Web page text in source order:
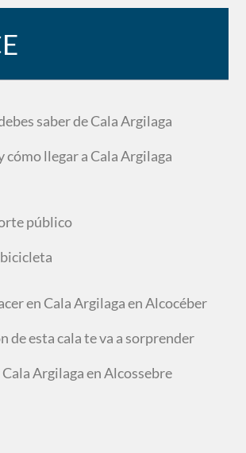
saber de Cala Argilaga
cómo llegar a Cala Argilaga
público
en Cala Argilaga en Alcocéber
de esta cala te va a sorprender
Argilaga en Alcossebre